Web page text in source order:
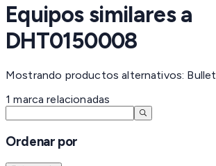
Equipos similares a
DHT0150008
Mostrando productos alternativos: Bullet
1 marca relacionadas
Ordenar por